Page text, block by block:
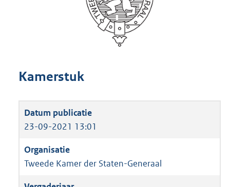
Kamerstuk
23-09-2021 13:01
Tweede Kamer der Staten-Generaal